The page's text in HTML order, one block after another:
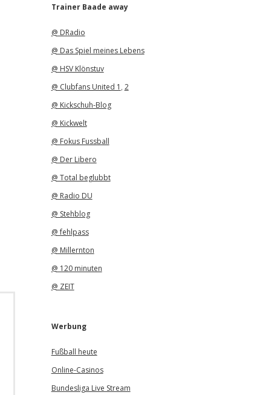
iTrainer Baade away
@ DRadio
@ Das Spiel meines Lebens
@ HSV Klönstuv
@ Clubfans United 1 , 2
@ Kickschuh-Blog
@ Kickwelt
@ Fokus Fussball
@ Der Libero
@ Total beglubbt
@ Radio DU
@ Stehblog
@ fehlpass
@ Millernton
@ 120 minuten
@ ZEIT
Werbung
Fußball heute
Online-Casinos
Bundesliga Live Stream